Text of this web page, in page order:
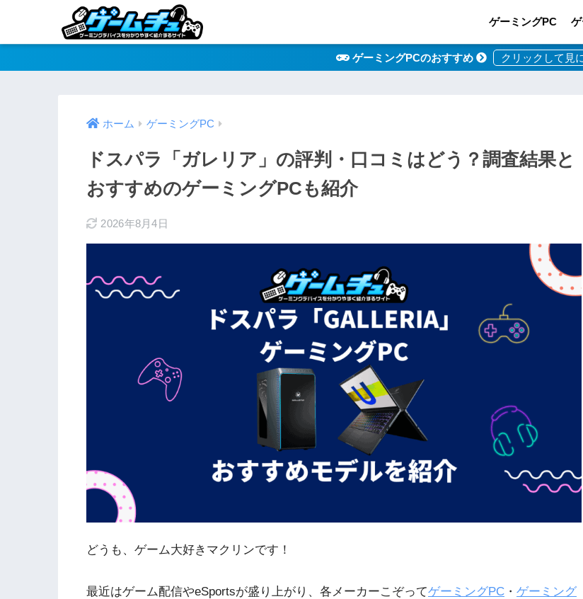
ゲーミングPC
ゲーミングPCのおすすめ
ホーム ゲーミングPC
ドスパラ「ガレリア」の評判・口コミはどう？調査結果と
おすすめのゲーミングPCも紹介
2026年8月4日
どうも、ゲーム大好きマクリンです！
最近はゲーム配信やeSportsが盛り上がり、各メーカーこぞってゲーミングPC ・ ゲーミング